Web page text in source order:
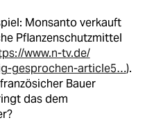
Monsanto verkauft
Pflanzenschutzmittel
www.n-tv.de/
gesprochen-article5…).
Bauer
das dem